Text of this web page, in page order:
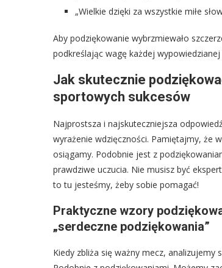
„Wielkie dzięki za wszystkie miłe
Aby podziękowanie wybrzmiewało
podkreślając wagę każdej
Jak skutecznie
sportowych sukcesów
Najprostsza i najskuteczniejsza
wyrażenie wdzięczności. Pamiętajmy, że
osiągamy. Podobnie jest z
prawdziwe uczucia. Nie musisz być
to tu jesteśmy, żeby sobie pomagać!
Praktyczne wzory
„serdeczne podziękowania”
Kiedy zbliża się ważny mecz,